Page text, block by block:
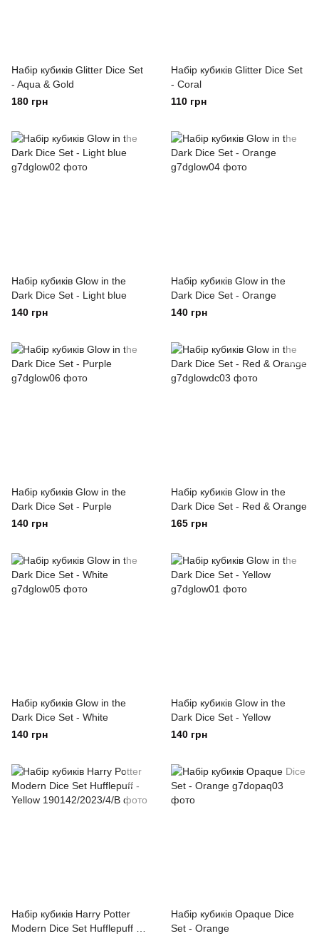
Набір кубиків Glitter Dice Set
- Aqua & Gold
180 грн
Набір кубиків Glitter Dice Set
- Coral
110 грн
Набір кубиків Glow in the
Dark Dice Set - Light blue
140 грн
Набір кубиків Glow in the
Dark Dice Set - Orange
140 грн
Набір кубиків Glow in the
Dark Dice Set - Purple
140 грн
Набір кубиків Glow in the
Dark Dice Set - Red & Orange
165 грн
Набір кубиків Glow in the
Dark Dice Set - White
140 грн
Набір кубиків Glow in the
Dark Dice Set - Yellow
140 грн
Набір кубиків Harry Potter
Modern Dice Set Hufflepuff -
Набір кубиків Opaque Dice
Set - Orange